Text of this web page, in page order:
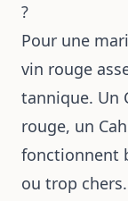
?
Pour une
vin rouge
tannique. Un
rouge, un
fonctionnent
ou trop